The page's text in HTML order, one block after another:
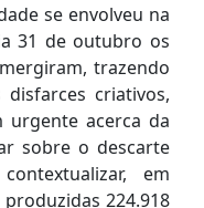
se envolveu na
31 de outubro os
trazendo
criativos,
urgente acerca da
sobre o descarte
em
224.918